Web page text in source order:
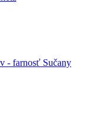
- farnosť Sučany